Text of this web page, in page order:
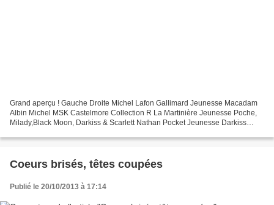
Grand aperçu ! Gauche Droite Michel Lafon Gallimard Jeunesse Macadam
Albin Michel MSK Castelmore Collection R La Martinière Jeunesse Poche,
Milady,Black Moon, Darkiss & Scarlett Nathan Pocket Jeunesse Darkiss
Coeurs brisés, têtes coupées
Publié le 20/10/2013 à 17:14